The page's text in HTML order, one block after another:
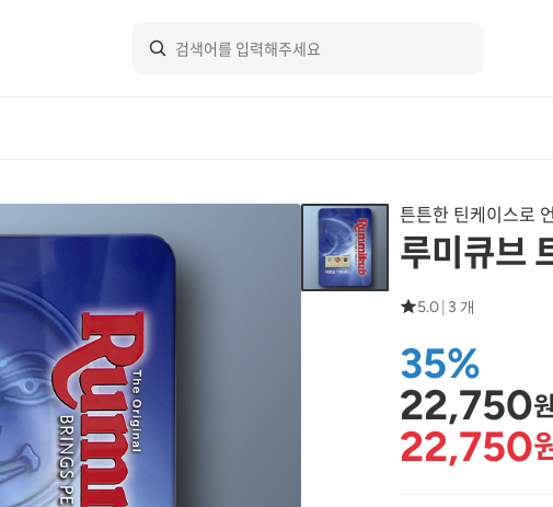
튼튼한 틴케이스로
루미큐브
5.0 3 개
35%
22,750원
22,750